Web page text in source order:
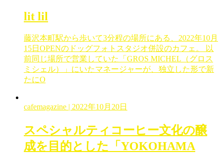
lit lil
藤沢本町駅から歩いて3分程の場所にある、2022年10月
15日OPENのドッグフォトスタジオ併設のカフェ。 以
前同じ場所で営業していた「GROS MICHEL（グロス
ミシェル）」にいたマネージャーが、独立した形で新
たにO
cafemagazine | 2022年10月20日
スペシャルティコーヒー文化の醸
成を目的とした「YOKOHAMA